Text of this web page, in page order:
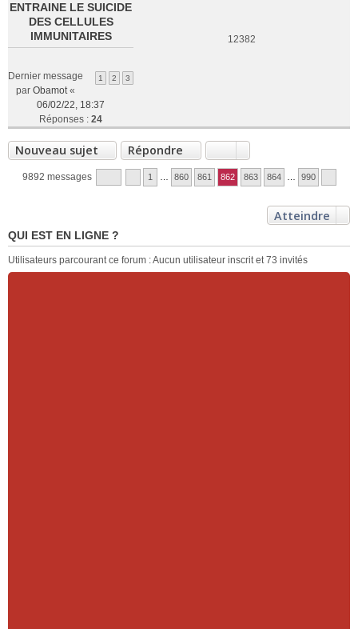
ENTRAINE LE SUICIDE
DES CELLULES
IMMUNITAIRES
1 2 3
Dernier message
par Obamot«
06/02/22, 18:37
Réponses : 24
12382
Nouveau sujet Répondre
9892 messages 1 860 861 862 863 864 990
Atteindre
QUI EST EN LIGNE ?
Utilisateurs parcourant ce forum : Aucun utilisateur inscrit et 73 invités